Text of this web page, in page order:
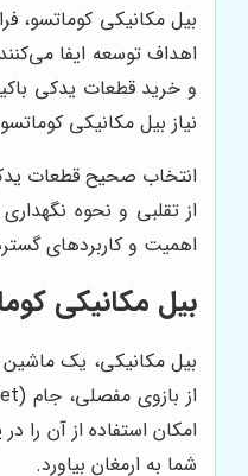
بیل مکانیکی کوماتسو،
اهداف توسعه ایفا
و خرید قطعات یدکی
نیاز بیل مکانیکی
انتخاب صحیح قطعات
از تقلبی و نحوه
اهمیت و کاربردهای
بیل مکانیکی
بیل مکانیکی، یک ماشین
امکان استفاده از آن
شما به ارمغان بیاورد.